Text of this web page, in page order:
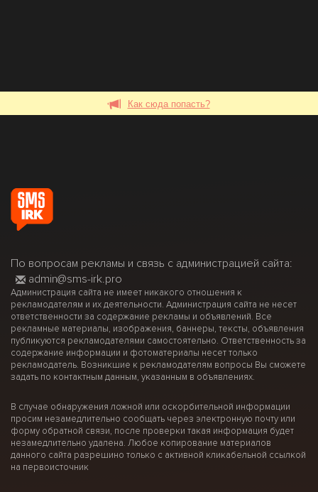
Как сюда попасть?
По вопросам рекламы и связь с администрацией сайта:
admin@sms-irk.pro
Администрация сайта не имеет никакого отношения к
рекламодателям и их деятельности. Администрация сайта не несет
ответственности за содержание рекламы и объявлений. Все
рекламные материалы, изображения, баннеры, тексты, объявления
публикуются рекламодателями самостоятельно. Ответственность за
содержание информации и фотоматериалы несет только
рекламодатель. Возникшие к рекламодателям вопросы Вы сможете
задать по контактным данным, указанным в объявлениях.
В случае обнаружения ложной или оскорбительной информации
просим незамедлительно сообщать через электронную почту или
форму обратной связи, после проверки такая информация будет
незамедлительно удалена. Любое копирование материалов
данного сайта разрешино только с активной кликабельной ссылкой
на первоисточник